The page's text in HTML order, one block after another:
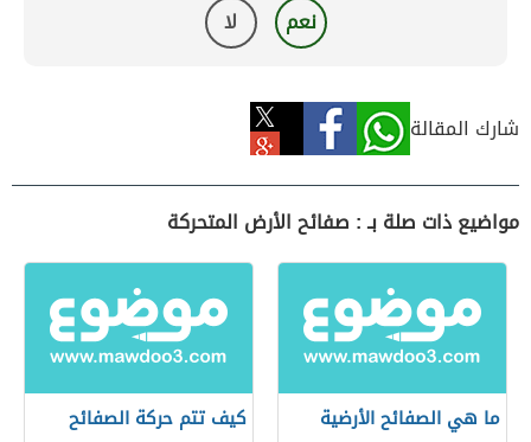
نعم لا
شارك المقالة
مواضيع ذات صلة بـ : صفائح الأرض المتحركة
ما هي الصفائح الأرضية كيف تتم حركة الصفائح